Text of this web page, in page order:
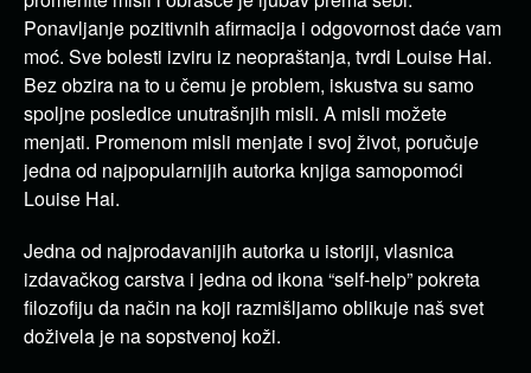
Ponavljanje pozitivnih afirmacija i odgovornost daće vam
moć. Sve bolesti izviru iz neopraštanja, tvrdi Louise Hai.
Bez obzira na to u čemu je problem, iskustva su samo
spoljne posledice unutrašnjih misli. A misli možete
menjati. Promenom misli menjate i svoj život, poručuje
jedna od najpopularnijih autorka knjiga samopomoći
Louise Hai.
Jedna od najprodavanijih autorka u istoriji, vlasnica
izdavačkog carstva i jedna od ikona “self-help” pokreta
filozofiju da način na koji razmišljamo oblikuje naš svet
doživela je na sopstvenoj koži.